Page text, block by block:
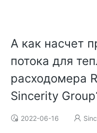
А как насчет
потока для
расходомера
Sincerity
2022-06-16